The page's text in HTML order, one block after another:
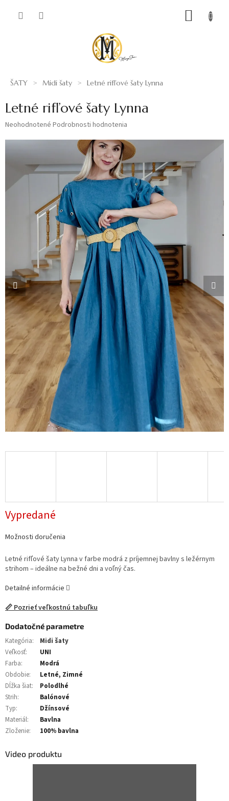
ŠATY Midi šaty Letné rifľové šaty Lynna
Letné rifľové šaty Lynna
Priemerné
produktu
hviezdičiek.
Neohodnotené Podrobnosti hodnotenia
Vypredané
Možnosti doručenia
Letné rifľové šaty Lynna v farbe modrá z príjemnej bavlny s ležérnym
strihom – ideálne na bežné dni a voľný čas.
Detailné informácie
📏 Pozrieť veľkostnú tabuľku
Dodatočné parametre
Kategória:
Midi šaty
Veľkosť:
UNI
Farba:
Modrá
Obdobie:
Letné, Zimné
Dĺžka šiat:
Polodlhé
Strih:
Balónové
Typ:
Džínsové
Materiál:
Bavlna
Zloženie: 100% bavlna
Video produktu